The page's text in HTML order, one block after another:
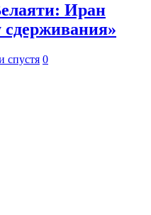
Иран
спустя 0